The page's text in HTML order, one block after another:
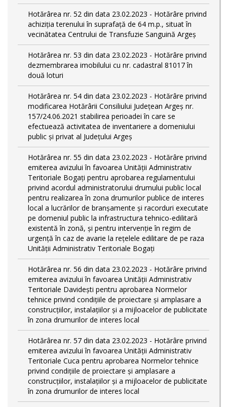
Hotărârea nr. 52 din data 23.02.2023 - Hotărâre privind
achiziția terenului în suprafață de 64 m.p., situat în
vecinătatea Centrului de Transfuzie Sanguină Argeș
Hotărârea nr. 53 din data 23.02.2023 - Hotărâre privind
dezmembrarea imobilului cu nr. cadastral 81017 în
două loturi
Hotărârea nr. 54 din data 23.02.2023 - Hotărâre privind
modificarea Hotărârii Consiliului Județean Argeș nr.
157/24.06.2021 stabilirea perioadei în care se
efectuează activitatea de inventariere a domeniului
public şi privat al Judeţului Argeş
Hotărârea nr. 55 din data 23.02.2023 - Hotărâre privind
emiterea avizului în favoarea Unității Administrativ
Teritoriale Bogați pentru aprobarea regulamentului
privind acordul administratorului drumului public local
pentru realizarea în zona drumurilor publice de interes
local a lucrărilor de branșamente și racorduri executate
pe domeniul public la infrastructura tehnico-edilitară
existentă în zonă, și pentru intervenție în regim de
urgență în caz de avarie la rețelele edilitare de pe raza
Unității Administrativ Teritoriale Bogați
Hotărârea nr. 56 din data 23.02.2023 - Hotărâre privind
emiterea avizului în favoarea Unității Administrativ
Teritoriale Davidești pentru aprobarea Normelor
tehnice privind condiţiile de proiectare şi amplasare a
construcţiilor, instalaţiilor şi a mijloacelor de publicitate
în zona drumurilor de interes local
Hotărârea nr. 57 din data 23.02.2023 - Hotărâre privind
emiterea avizului în favoarea Unității Administrativ
Teritoriale Cuca pentru aprobarea Normelor tehnice
privind condiţiile de proiectare şi amplasare a
construcţiilor, instalaţiilor şi a mijloacelor de publicitate
în zona drumurilor de interes local